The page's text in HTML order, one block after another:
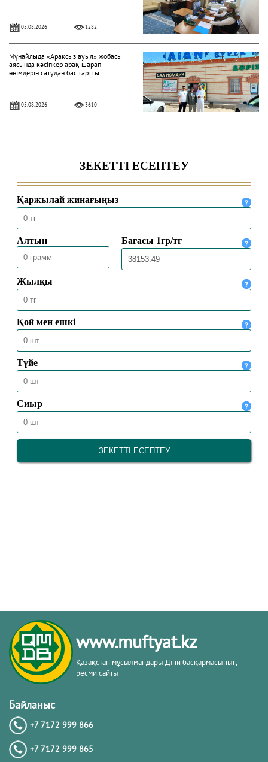
05.08.2026 1282
Мұнайлыда «Арақсыз ауыл» жобасы
аясында кәсіпкер арақ-шарап
өнімдерін сатудан бас тартты
05.08.2026 3610
04.08.2026 341
Ақтөбеде XV республикалық Құран
жарысына іріктеу сайысы өтті
16.07.2026
www.muftyat.kz
Қазақстан мұсылмандары Діни басқармасының
ресми сайты
Байланыс
+7 7172 999 866
+7 7172 999 865